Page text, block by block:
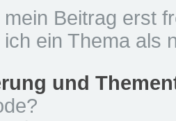
Beitrag erst
ein Thema als
und